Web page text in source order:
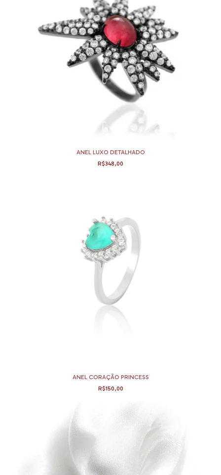
ANEL LUXO DETALHADO
R$348,00
ANEL CORAÇÃO PRINCESS
R$150,00